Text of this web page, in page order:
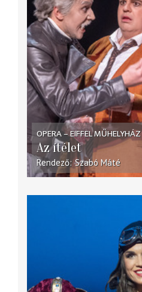
OPERA – EIFFEL MŰHELYHÁZ
Az ítélet
Rendező Szabó Máté